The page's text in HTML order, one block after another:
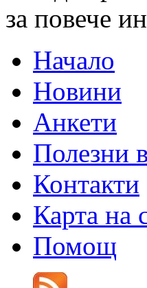
за повече
Начало
Новини
Анкети
Полезни
Контакти
Карта на
Помощ